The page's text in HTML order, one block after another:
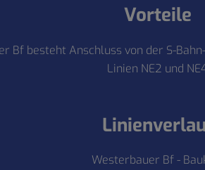
Vorteile
Bf besteht Anschluss von der S-
Linien NE2 und
Westerbauer Bf -